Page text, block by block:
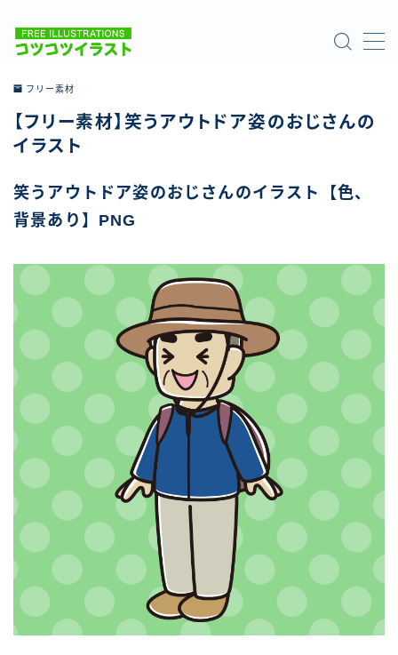
ホーム
お問い合わせ
フリー素材
【フリー素材】笑うアウトドア姿のおじさんの
イラスト
笑うアウトドア姿のおじさんのイラスト【色、
背景あり】PNG